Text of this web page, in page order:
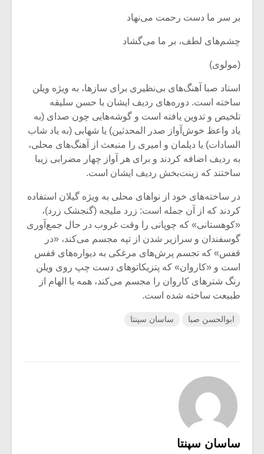
بر سر ما دست رحمت می‌نهاد
چشم‌های لطف، بر ما می‌گشاد
(مولوی)
استاد صبا آهنگ‌های بی‌نظیری برای سازها، به ویژه ویلن
ساخته است. دوره‌های ردیف ایشان‌ با حسن سلیقه
تلخیص و تدوین یافته است و گوشه‌هایی چون صدای (به
یاد واعظ خوش‌آواز صدر المحدثین) یا شهابی (به یاد شاب
السادات) یا دیلمان و امیری را منبعث از آهنگ‌های محلی،
به ردیف اضافه کردند و برای هر آواز چهار مضرابی‌ زیبا
ساختند که زینت‌بخش ردیف ایشان است.
در ساخته‌های خود از نواهای محلی به ویژه گیلان‌ استفاده
کردند که از آن جمله است: زرد ملیجه‌ (گنجشک زرد)،
«کوهستانی» که چوپانی را وقت‌ غروب در حال جمع‌آوری
گوسفندان و سرازیر شدن از تپه مجسم می‌کند، «در
قفس» که‌ تجسم پرش‌های مرغکی به دیواره‌های قفس
است‌ و «کاروان» که پتزیکاتوهای دست چپ روی ویلن‌
رنگ شترهای کاروان را مجسم می‌کند، همه با الهام از
طبیعت ساخته شده است.
ابوالحسن صبا ساسان سپنتا
ساسان سپنتا